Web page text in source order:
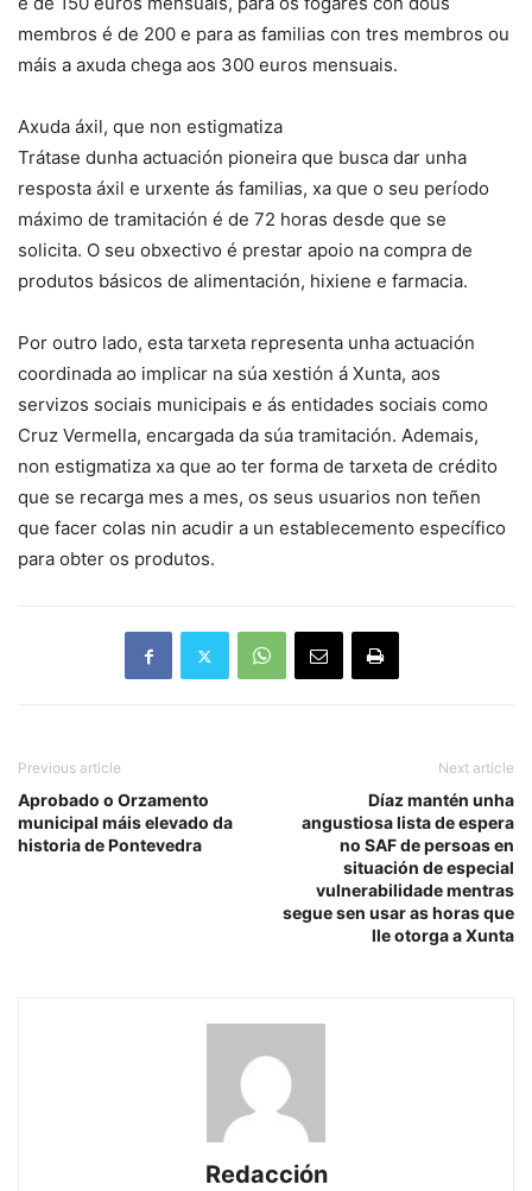
membros é de 200 e para as familias con tres membros ou
máis a axuda chega aos 300 euros mensuais.
Axuda áxil, que non estigmatiza
Trátase dunha actuación pioneira que busca dar unha
resposta áxil e urxente ás familias, xa que o seu período
máximo de tramitación é de 72 horas desde que se
solicita. O seu obxectivo é prestar apoio na compra de
produtos básicos de alimentación, hixiene e farmacia.
Por outro lado, esta tarxeta representa unha actuación
coordinada ao implicar na súa xestión á Xunta, aos
servizos sociais municipais e ás entidades sociais como
Cruz Vermella, encargada da súa tramitación. Ademais,
non estigmatiza xa que ao ter forma de tarxeta de crédito
que se recarga mes a mes, os seus usuarios non teñen
que facer colas nin acudir a un establecemento específico
para obter os produtos.
Previous article
Aprobado o Orzamento
municipal máis elevado da
historia de Pontevedra
Next article
Díaz mantén unha
angustiosa lista de espera
no SAF de persoas en
situación de especial
vulnerabilidade mentras
segue sen usar as horas que
lle otorga a Xunta
Redacción